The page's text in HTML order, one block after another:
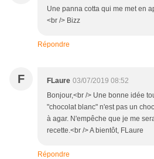
Une panna cotta qui me met en
<br /> Bizz
Répondre
F FLaure 03/07/2019 08:52
Bonjour,<br /> Une bonne idée
"chocolat blanc" n'est pas un
à agar. N'empêche que je me
recette.<br /> A bientôt, FLaure
Répondre